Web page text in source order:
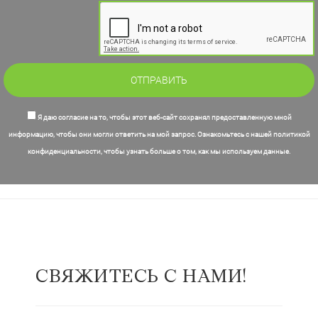
Я даю согласие на то, чтобы этот веб-сайт сохранял предоставленную мной
информацию, чтобы они могли ответить на мой запрос. Ознакомьтесь с нашей политикой
конфиденциальности, чтобы узнать больше о том, как мы используем данные.
СВЯЖИТЕСЬ С НАМИ!